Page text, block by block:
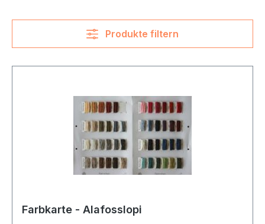
Produkte filtern
Farbkarte - Alafosslopi